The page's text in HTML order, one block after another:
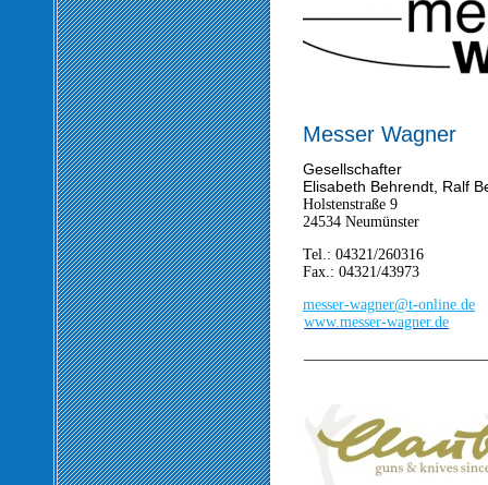
Messer Wagner
Gesellschafter
Elisabeth Behrendt, Ralf
Holstenstraße 9
24534 Neumünster
Tel.: 04321/260316
Fax.: 04321/43973
messer-wagner@t-online.de
www.messer-wagner.de